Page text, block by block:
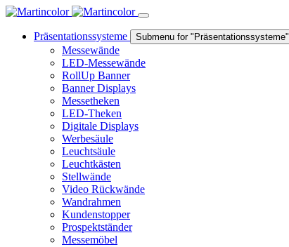
Präsentationssysteme Submenu for "Präsentationssysteme"
Messewände
LED-Messewände
RollUp Banner
Banner Displays
Messetheken
LED-Theken
Digitale Displays
Werbesäule
Leuchtsäule
Leuchtkästen
Stellwände
Video Rückwände
Wandrahmen
Kundenstopper
Prospektständer
Messemöbel